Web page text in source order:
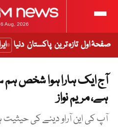
6 Aug, 2026
صفحۂ اول تازہ ترین پاکستان دنیا
آج ایک ہارا ہوا شخص ہم
ہے، مریم نواز
آپ کی این آراو دینے کی حیثیت